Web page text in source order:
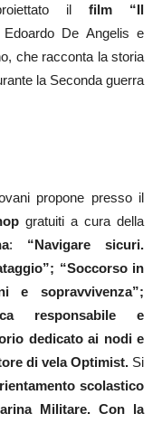
il film “Il
De Angelis e
che racconta la storia
la Seconda guerra
propone presso il
gratuiti a cura della
: “Navigare sicuri.
“Soccorso in
e sopravvivenza”;
responsabile e
dedicato ai nodi e
di vela Optimist. Si
scolastico
Militare. Con la